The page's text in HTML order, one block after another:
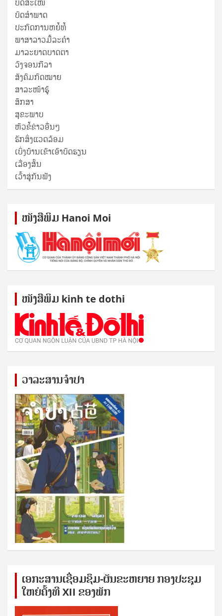
ບົດສະເໜີ
ບົດສໍາພາດ
ປະກົດການຫຍໍ້ທໍ້
ພາສາລາວມື້ລະຄຳ
ມາລະຍາດບາດຕາ
ວົງຈອນກີລາ
ສັງຄົມກົດໝາຍ
ສາລະໜ້າຮູ້
ສຶກສາ
ສຸ​ຂະ​ພາບ
ຫົວຂໍ້ຂ່າວອື່ນໆ
ຮັກສິ່ງແວດລ້ອມ
ເບິ່ງບ້ານເຂົາເອົາບົດຮຽນ
ເລື່ອງສັ້ນ
ເວົ້າສູ່ກັນຟັງ
ໜັງ​ສື​ພິມ Hanoi Moi
ໜັງ​ສື​ພິມ kinh te dothi
ວາລະສານຈຳປາ
ເອກ​ະ​ສານ​ເຊ​ື່ອມ​ຊ​ຶມ-ຜັນ​ຂະ​ຫ​ຍາຍ ກອງ​ປະ​ຊຸມ​
ໃຫຍ່​ຄັ້ງ​ທີ XII ຂອງ​ພັກ